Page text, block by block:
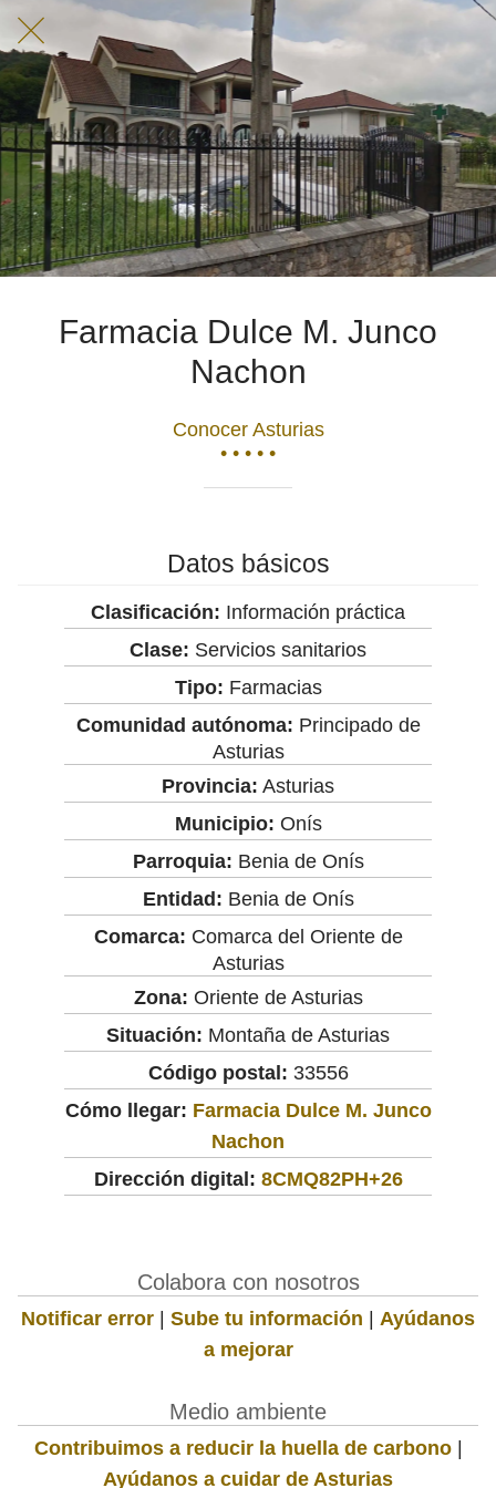
Farmacia Dulce M. Junco
Nachon
Conocer Asturias
• • • • •
Datos básicos
Clasificación: Información práctica
Clase: Servicios sanitarios
Tipo: Farmacias
Comunidad autónoma: Principado de
Asturias
Provincia: Asturias
Municipio: Onís
Parroquia: Benia de Onís
Entidad: Benia de Onís
Comarca: Comarca del Oriente de
Asturias
Zona: Oriente de Asturias
Situación: Montaña de Asturias
Código postal: 33556
Cómo llegar: Farmacia Dulce M. Junco
Nachon
Dirección digital: 8CMQ82PH+26
Colabora con nosotros
Notificar error | Sube tu información | Ayúdanos
a mejorar
Medio ambiente
Contribuimos a reducir la huella de carbono|
Ayúdanos a cuidar de Asturias